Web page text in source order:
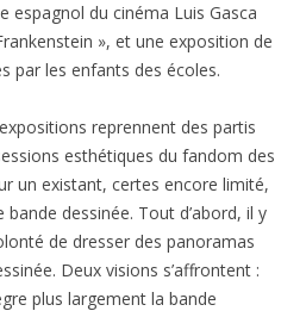
espagnol du cinéma Luis Gasca
», et une exposition de
par les enfants des écoles.
reprennent des partis
esthétiques du fandom des
un existant, certes encore limité,
dessinée. Tout d’abord, il y
de dresser des panoramas
Deux visions s’affrontent :
plus largement la bande